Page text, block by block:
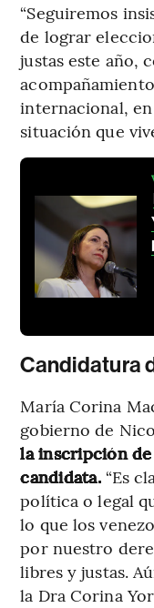
“Seguiremos
de lograr
justas este año,
internacional,
situación que
Candidatura
María Corina
gobierno de
la inscripción
candidata.“Es
política o legal
lo que los
por nuestro
libres y justas.
la Dra Corina